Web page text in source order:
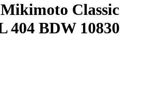
Classic
404 BDW 10830